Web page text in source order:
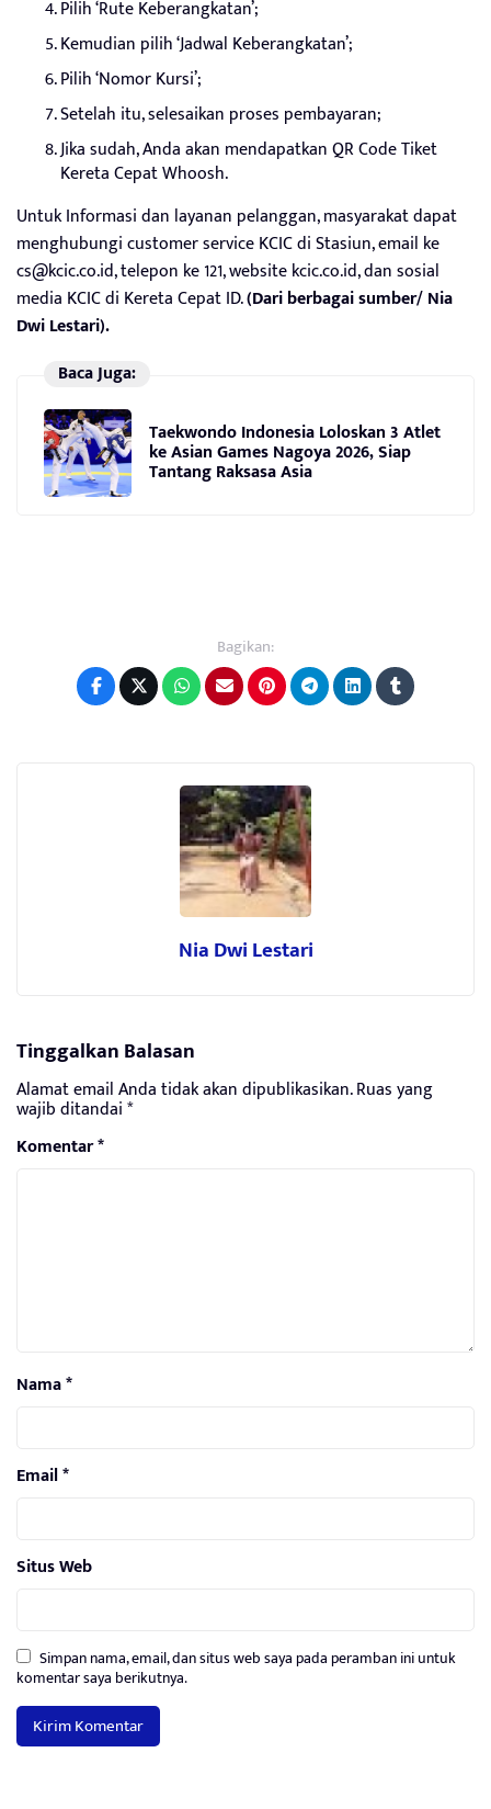
Pilih ‘Rute Keberangkatan’;
Kemudian pilih ‘Jadwal Keberangkatan’;
Pilih ‘Nomor Kursi’;
Setelah itu, selesaikan proses pembayaran;
Jika sudah, Anda akan mendapatkan QR Code Tiket
Kereta Cepat Whoosh.
Untuk Informasi dan layanan pelanggan, masyarakat dapat
menghubungi customer service KCIC di Stasiun, email ke
cs@kcic.co.id, telepon ke 121, website kcic.co.id, dan sosial
media KCIC di Kereta Cepat ID.(Dari berbagai sumber/ Nia
Dwi Lestari).
Baca Juga:
Taekwondo Indonesia Loloskan 3 Atlet
ke Asian Games Nagoya 2026, Siap
Tantang Raksasa Asia
Bagikan:
Nia Dwi Lestari
Tinggalkan Balasan
Alamat email Anda tidak akan dipublikasikan.Ruas yang
wajib ditandai*
Komentar*
Nama*
Email*
Situs Web
Simpan nama, email, dan situs web saya pada peramban ini untuk
komentar saya berikutnya.